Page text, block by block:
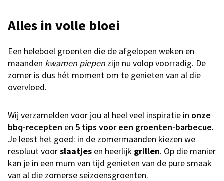
Alles in volle bloei
Een heleboel groenten die de afgelopen weken en
maanden kwamen piepen zijn nu volop voorradig. De
zomer is dus hét moment om te genieten van al die
overvloed.
Wij verzamelden voor jou al heel veel inspiratie in onze
bbq-recepten en 5 tips voor een groenten-barbecue.
Je leest het goed: in de zomermaanden kiezen we
resoluut voorslaatjes en heerlijk grillen. Op die manier
kan je in een mum van tijd genieten van de pure smaak
van al die zomerse seizoensgroenten.